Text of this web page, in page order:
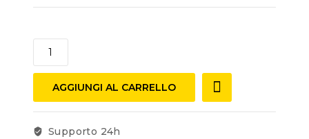
AGGIUNGI AL CARRELLO
Supporto 24h